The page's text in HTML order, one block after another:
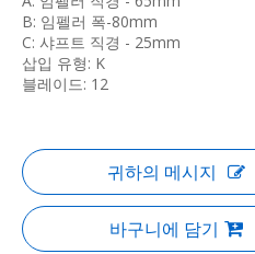
B: 임펠러 폭-80mm
C: 샤프트 직경 - 25mm
삽입 유형: K
블레이드: 12
귀하의 메시지
바구니에 담기